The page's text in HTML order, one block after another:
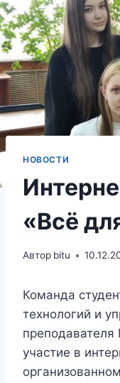
НОВОСТИ
«Всё
Автор bitu
Команда
технологий и
участие в